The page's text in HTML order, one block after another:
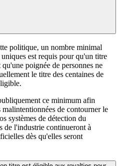
politique, un nombre minimal
est requis pour qu'un titre
poignée de personnes ne
le titre des centaines de
ce minimum afin
malintentionnées de contourner le
systèmes de détection du
de l'industrie continueront à
dès qu'elles seront